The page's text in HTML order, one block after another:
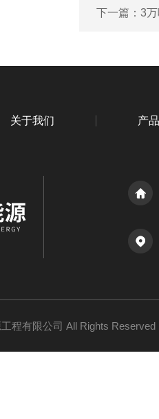
下一篇： 3
关于我们 产
工程有限公司 All Rights